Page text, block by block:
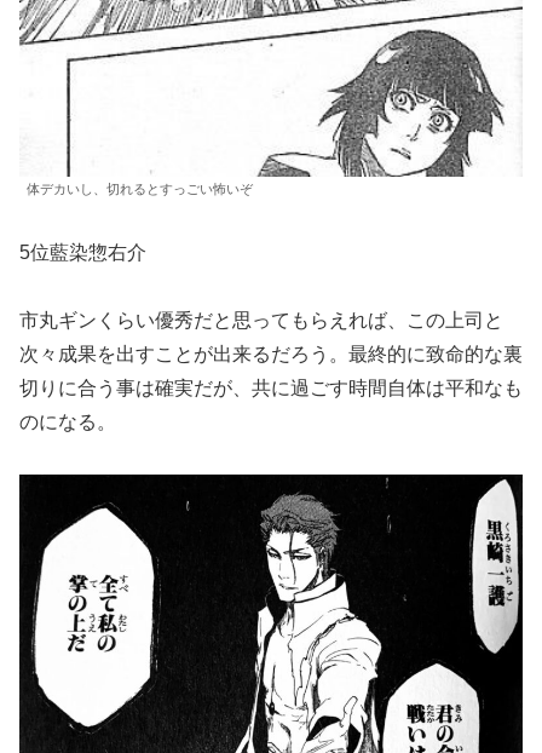
体デカいし、切れるとすっごい怖いぞ
5位藍染惣右介
市丸ギンくらい優秀だと思ってもらえれば、この上司と
次々成果を出すことが出来るだろう。最終的に致命的な裏
切りに合う事は確実だが、共に過ごす時間自体は平和なも
のになる。